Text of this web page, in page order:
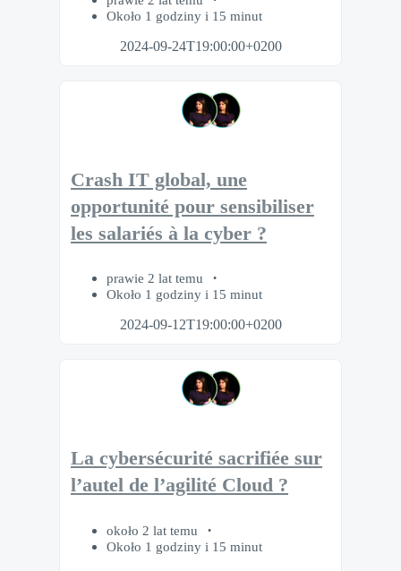
Około 1 godziny i 15 minut
2024-09-24T19:00:00+0200
Crash IT global, une
opportunité pour sensibiliser
les salariés à la cyber ?
prawie 2 lat temu
Około 1 godziny i 15 minut
2024-09-12T19:00:00+0200
La cybersécurité sacrifiée sur
l’autel de l’agilité Cloud ?
około 2 lat temu
Około 1 godziny i 15 minut